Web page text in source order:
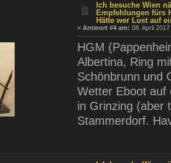
Ich besuche Wien
Empfehlungen fürs
Hätte wer Lust auf
« Antwort #4 am: 08. April
HGM
Albertina, Ring
Schönbrunn und
Wetter Eboot auf
in Grinzing (aber
Stammerdorf.